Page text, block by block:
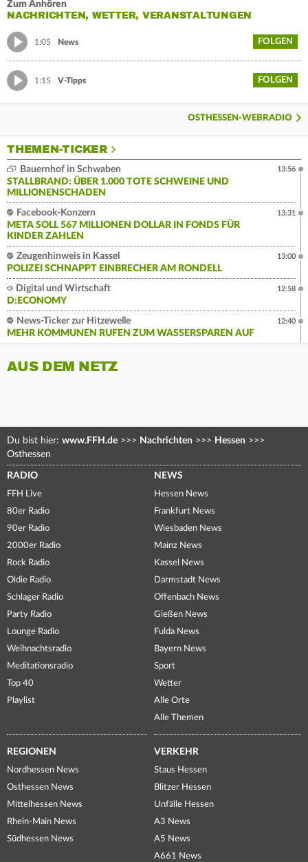
Zum Anhören
NACHRICHTEN, WETTER, VERANSTALTUNGEN
1:05 News FOLGEN
1:15 V-Tipps FOLGEN
OSTHESSEN-WEBRADIO
THEMEN-TICKER
Bauernhof in Schwaben
STALLBRAND: ÜBER 1.000 TOTE SCHWEINE UND
MILLIONENSCHADEN
13:56
Facebook-Konzern
META SOLL 567 MILLIONEN DOLLAR IN FONDS FÜR
KINDER ZAHLEN
13:31
Zeugenhinweis in Kassel
POLIZEI SCHNAPPT EINBRECHER AM RONDELL
13:00
Digital und Wirtschaft
D:ECONOMY
12:58
News-Ticker zur Hitzewelle
MEHR KOMMUNEN RUFEN ZUM WASSERSPAREN AUF
12:40
AUS DEM NETZ
Du bist hier: www.FFH.de >>> Nachrichten >>> Hessen >>>
Osthessen
RADIO
FFH Live
80er Radio
90er Radio
2000er Radio
Rock Radio
Oldie Radio
Schlager Radio
Party Radio
Lounge Radio
Weihnachtsradio
Meditationsradio
Top 40
Playlist
NEWS
Hessen News
Frankfurt News
Wiesbaden News
Mainz News
Kassel News
Darmstadt News
Offenbach News
Gießen News
Fulda News
Bayern News
Sport
Wetter
Alle Orte
Alle Themen
REGIONEN
Nordhessen News
Osthessen News
Mittelhessen News
Rhein-Main News
Südhessen News
VERKEHR
Staus Hessen
Blitzer Hessen
Unfälle Hessen
A3 News
A5 News
A661 News